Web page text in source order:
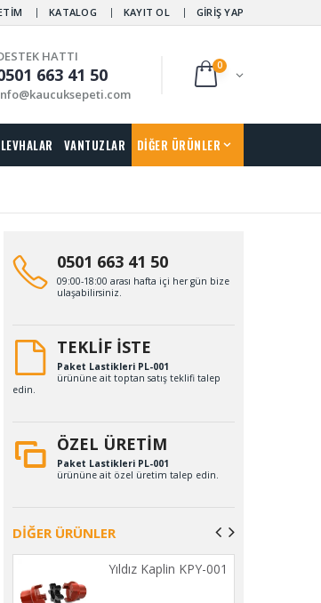
KATALOG KAYIT OL GİRİŞ YAP
HATTI
663 41 50 0
LEVHALAR VANTUZLAR DİĞER ÜRÜNLER
0501 663 41 50
09:00-18:00 arası hafta içi her gün bize
ulaşabilirsiniz.
TEKLİF İSTE
Paket Lastikleri PL-001
ürününe ait toptan satış teklifi talep
edin.
ÖZEL ÜRETİM
Paket Lastikleri PL-001
ürününe ait özel üretim talep edin.
DİĞER ÜRÜNLER
Yıldız Kaplin KPY-001